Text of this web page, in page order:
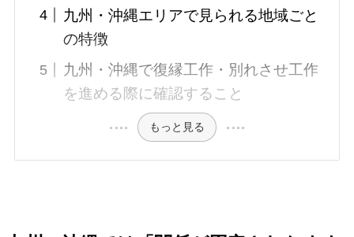
九州・沖縄エリアで見られる地域ごと
の特徴
九州・沖縄で復縁工作・別れさせ工作
を進める際に確認すること
もっと見る